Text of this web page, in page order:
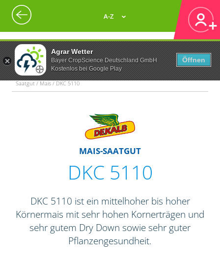
Agrar Wetter
Bayer CropScience Deutschland GmbH
Kostenlos bei Google Play
Öffnen
A-Z
Saatgut / Mais / DKC 5110
MAIS-SAATGUT
DKC 5110
DKC 5110 ist ein mittelhoher bis hoher
Körnermais mit sehr hohen Kornerträgen und
sehr gutem Dry Down sowie sehr guter
Pflanzengesundheit.